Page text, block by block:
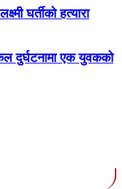
घर्तीको हत्यारा
दुर्घटनामा एक युवकको